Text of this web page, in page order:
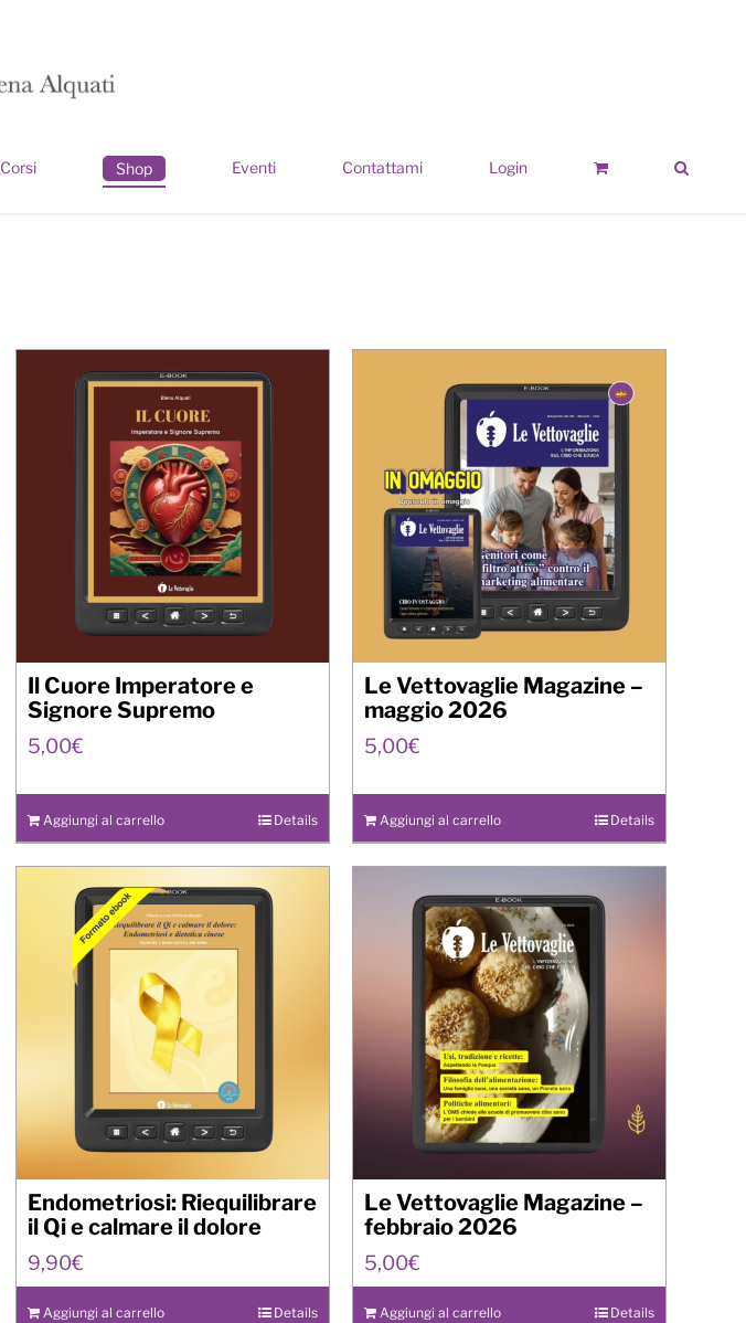
Corsi Shop Eventi Contattami Login
Il Cuore Imperatore e
Signore Supremo
5,00€
Aggiungi al carrello Details
Le Vettovaglie Magazine –
maggio 2026
5,00€
Aggiungi al carrello Details
Endometriosi: Riequilibrare
il Qi e calmare il dolore
9,90€
Aggiungi al carrello Details
Le Vettovaglie Magazine –
febbraio 2026
5,00€
Aggiungi al carrello Details